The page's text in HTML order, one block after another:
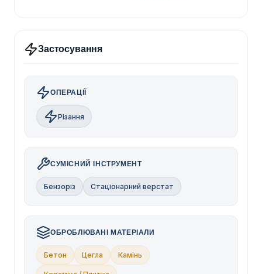
Застосування
ОПЕРАЦІЇ
Різання
СУМІСНИЙ ІНСТРУМЕНТ
Бензоріз Стаціонарний верстат
ОБРОБЛЮВАНІ МАТЕРІАЛИ
Бетон Цегла Камінь